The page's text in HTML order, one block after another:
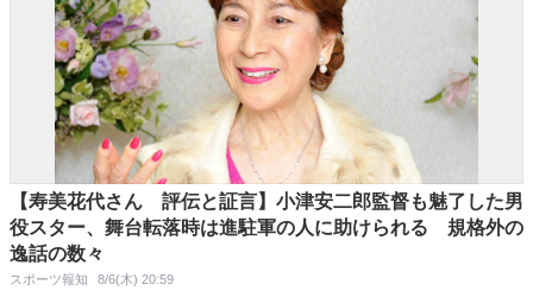
【寿美花代さん 評伝と証言】小津安二郎監督も魅了した男
役スター、舞台転落時は進駐軍の人に助けられる 規格外の
逸話の数々
スポーツ報知 8/6(木) 20:59